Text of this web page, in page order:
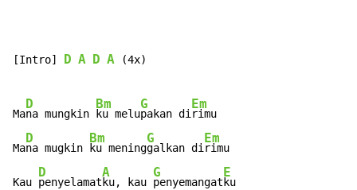
[Intro] D A D A (4x)
Ma
D
na mungkin
Bm
ku melu
G
pakan di
Em
rimu
Ma
D
na mugkin
Bm
ku mening
G
galkan di
Em
rimu
Kau
D
penyelamat
A
ku, kau
G
penyemangat
E
ku